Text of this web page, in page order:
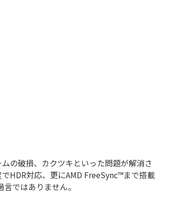
の破損、カクツキといった問題が解消さ
HDR対応、更にAMD FreeSync™まで搭載
ではありません。